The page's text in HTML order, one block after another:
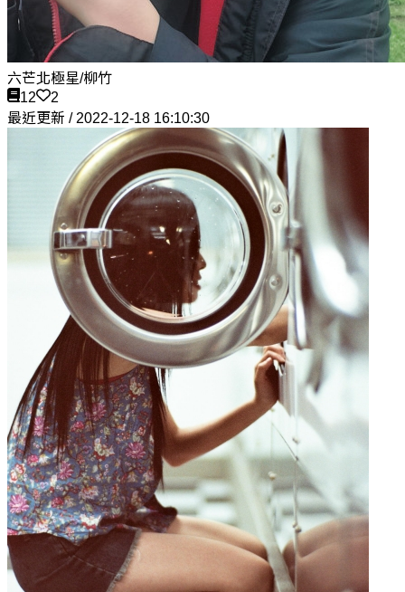
六芒北極星/柳竹
12
2
最近更新 / 2022-12-18 16:10:30